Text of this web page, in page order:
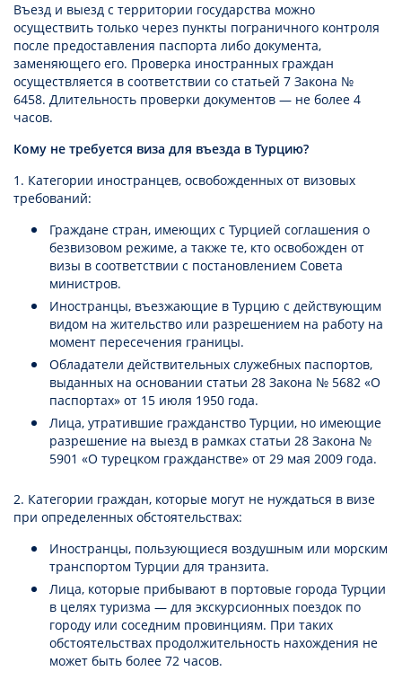
Въезд и выезд с территории государства можно
осуществить только через пункты пограничного контроля
после предоставления паспорта либо документа,
заменяющего его. Проверка иностранных граждан
осуществляется в соответствии со статьей 7 Закона №
6458. Длительность проверки документов — не более 4
часов.
Кому не требуется виза для въезда в Турцию?
1. Категории иностранцев, освобожденных от визовых
требований:
Граждане стран, имеющих с Турцией соглашения о
безвизовом режиме, а также те, кто освобожден от
визы в соответствии с постановлением Совета
министров.
Иностранцы, въезжающие в Турцию с действующим
видом на жительство или разрешением на работу на
момент пересечения границы.
Обладатели действительных служебных паспортов,
выданных на основании статьи 28 Закона № 5682 «О
паспортах» от 15 июля 1950 года.
Лица, утратившие гражданство Турции, но имеющие
разрешение на выезд в рамках статьи 28 Закона №
5901 «О турецком гражданстве» от 29 мая 2009 года.
2. Категории граждан, которые могут не нуждаться в визе
при определенных обстоятельствах:
Иностранцы, пользующиеся воздушным или морским
транспортом Турции для транзита.
Лица, которые прибывают в портовые города Турции
в целях туризма — для экскурсионных поездок по
городу или соседним провинциям. При таких
обстоятельствах продолжительность нахождения не
может быть более 72 часов.